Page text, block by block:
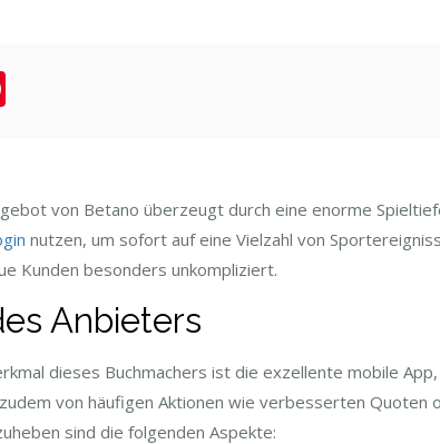
von Betano überzeugt durch eine enorme
nutzen, um sofort auf eine Vielzahl von
Kunden besonders unkompliziert.
Anbieters
dieses Buchmachers ist die exzellente mobile
von häufigen Aktionen wie verbesserten Quoten
sind die folgenden Aspekte: